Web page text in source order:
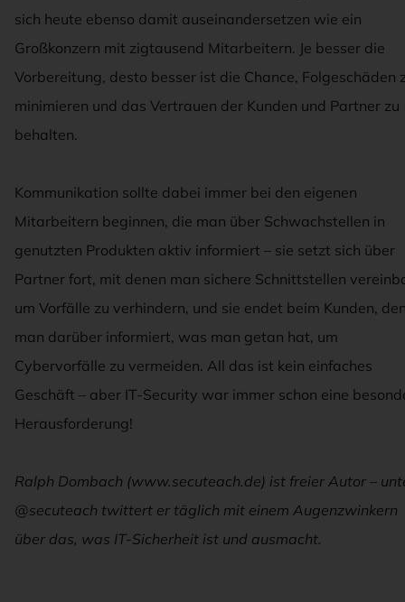
sich heute ebenso damit auseinandersetzen wie ein
Großkonzern mit zigtausend Mitarbeitern. Je besser die
Vorbereitung, desto besser ist die Chance, Folgeschäden
minimieren und das Vertrauen der Kunden und Partner zu
behalten.
Kommunikation sollte dabei immer bei den eigenen
Mitarbeitern beginnen, die man über Schwachstellen in
genutzten Produkten aktiv informiert – sie setzt sich über
Partner fort, mit denen man sichere Schnittstellen
um Vorfälle zu verhindern, und sie endet beim Kunden,
man darüber informiert, was man getan hat, um
Cybervorfälle zu vermeiden. All das ist kein einfaches
Geschäft – aber IT-Security war immer schon eine
Herausforderung!
Ralph Dombach (www.secuteach.de) ist freier Autor –
@secuteach twittert er täglich mit einem Augenzwinkern
über das, was IT-Sicherheit ist und ausmacht.